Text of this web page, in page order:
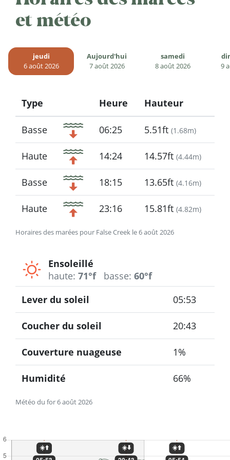
et météo
jeudi
6 août 2026
Aujourd'hui
7 août 2026
samedi
8 août 2026
9
Horaires des marées pour False Creek le 6 août 2026
Type
Icon
Heure Hauteur
Basse 06:25 5.51ft (1.68m)
Haute 14:24 14.57ft (4.44m)
Basse 18:15 13.65ft (4.16m)
Haute 23:16 15.81ft (4.82m)
Ensoleillé
haute: 71°f basse: 60°f
Météo du for 6 août 2026
Lever du soleil 05:53
Coucher du soleil 20:43
Couverture nuageuse 1%
Humidité 66%